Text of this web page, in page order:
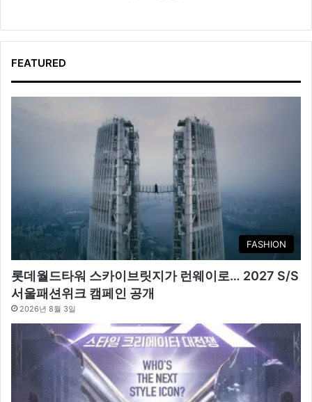
FEATURED
FASHION
롯데월드타워 스카이브릿지가 런웨이로… 2027 S/S
서울패션위크 캠페인 공개
2026년 8월 3일